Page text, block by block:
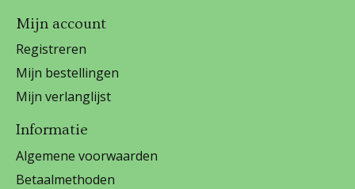
Mijn account
Registreren
Mijn bestellingen
Mijn verlanglijst
Informatie
Algemene voorwaarden
Betaalmethoden